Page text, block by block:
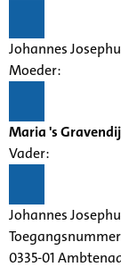
Johannes
Moeder:
Maria 's
Vader:
Johannes
Toegangsnummer
0335-01